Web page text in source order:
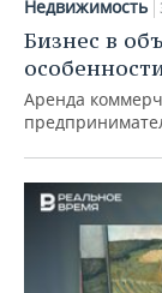
Недвижимость
Бизнес в
Аренда